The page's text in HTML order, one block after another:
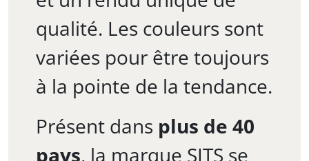
qualité. Les couleurs sont
variées pour être toujours
à la pointe de la tendance.
Présent dans plus de 40
pays, la marque SITS se